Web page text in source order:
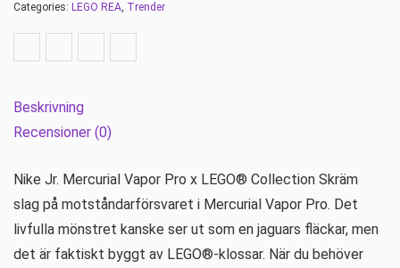
Categories: LEGO REA, Trender
Beskrivning
Recensioner (0)
Nike Jr. Mercurial Vapor Pro x LEGO® Collection Skräm
slag på motståndarförsvaret i Mercurial Vapor Pro. Det
livfulla mönstret kanske ser ut som en jaguars fläckar, men
det är faktiskt byggt av LEGO®-klossar. När du behöver